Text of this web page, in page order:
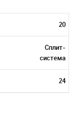
20
Сплит-
система
24